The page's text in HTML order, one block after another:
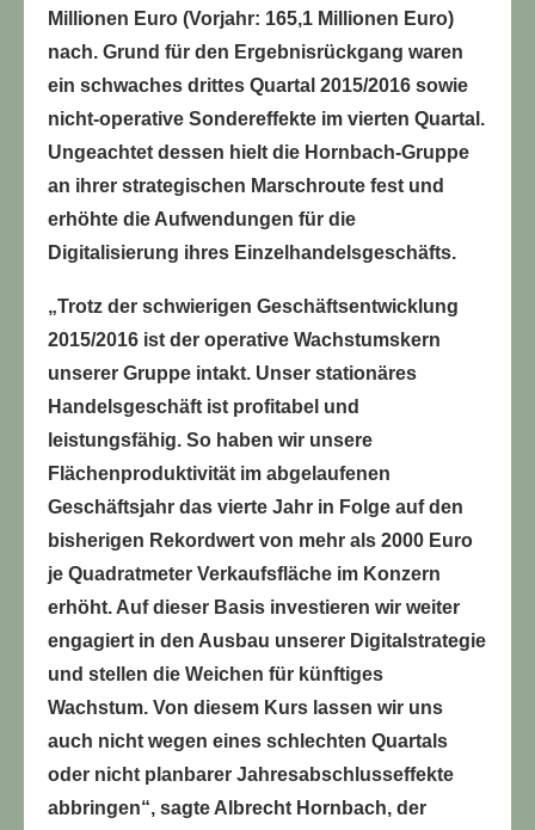
Millionen Euro (Vorjahr: 165,1 Millionen Euro)
nach. Grund für den Ergebnisrückgang waren
ein schwaches drittes Quartal 2015/2016 sowie
nicht-operative Sondereffekte im vierten Quartal.
Ungeachtet dessen hielt die Hornbach-Gruppe
an ihrer strategischen Marschroute fest und
erhöhte die Aufwendungen für die
Digitalisierung ihres Einzelhandelsgeschäfts.
„Trotz der schwierigen Geschäftsentwicklung
2015/2016 ist der operative Wachstumskern
unserer Gruppe intakt. Unser stationäres
Handelsgeschäft ist profitabel und
leistungsfähig. So haben wir unsere
Flächenproduktivität im abgelaufenen
Geschäftsjahr das vierte Jahr in Folge auf den
bisherigen Rekordwert von mehr als 2000 Euro
je Quadratmeter Verkaufsfläche im Konzern
erhöht. Auf dieser Basis investieren wir weiter
engagiert in den Ausbau unserer Digitalstrategie
und stellen die Weichen für künftiges
Wachstum. Von diesem Kurs lassen wir uns
auch nicht wegen eines schlechten Quartals
oder nicht planbarer Jahresabschlusseffekte
abbringen“, sagte Albrecht Hornbach, der